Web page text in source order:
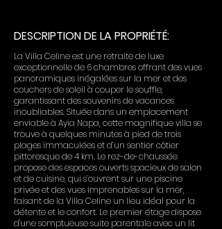
DESCRIPTION DE LA PROPRIÉTÉ:
La Villa Celine est une retraite de luxe
exceptionnelle de 6 chambres offrant des vues
panoramiques inégalées sur la mer et des
couchers de soleil à couper le souffle,
garantissant des souvenirs de vacances
inoubliables. Située dans un emplacement
enviable à Ayia Napa, cette magnifique villa se
trouve à quelques minutes à pied de trois
plages immaculées et d’un sentier côtier
pittoresque de 4 km. Le rez-de-chaussée
propose des espaces ouverts spacieux de salon
et de cuisine, qui s’ouvrent sur une piscine
privée et des vues imprenables sur la mer,
faisant de la Villa Celine un lieu idéal pour la
détente et le confort. Le premier étage dispose
d'une somptueuse suite parentale avec un lit